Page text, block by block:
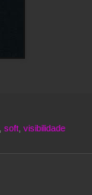
, soft, visibilidade